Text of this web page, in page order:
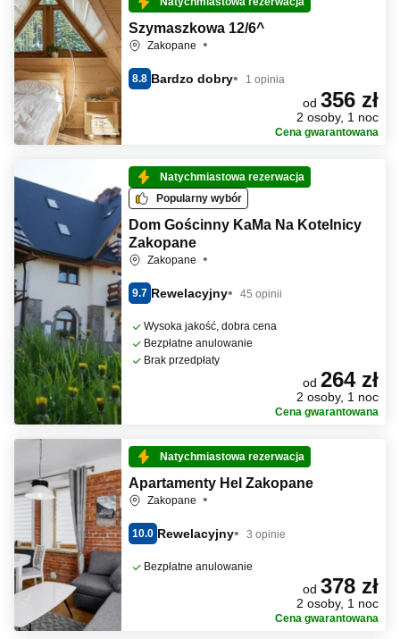
Szymaszkowa 12/6^
Zakopane
8.8 Bardzo dobry 1 opinia
od 356 zł
2 osoby, 1 noc
Cena gwarantowana
Natychmiastowa rezerwacja
Popularny wybór
Dom Gościnny KaMa Na Kotelnicy
Zakopane
Zakopane
9.7 Rewelacyjny 45 opinii
Wysoka jakość, dobra cena
Bezpłatne anulowanie
Brak przedpłaty
od 264 zł
2 osoby, 1 noc
Cena gwarantowana
Natychmiastowa rezerwacja
Apartamenty Hel Zakopane
Zakopane
10.0 Rewelacyjny 3 opinie
Bezpłatne anulowanie
od 378 zł
2 osoby, 1 noc
Cena gwarantowana